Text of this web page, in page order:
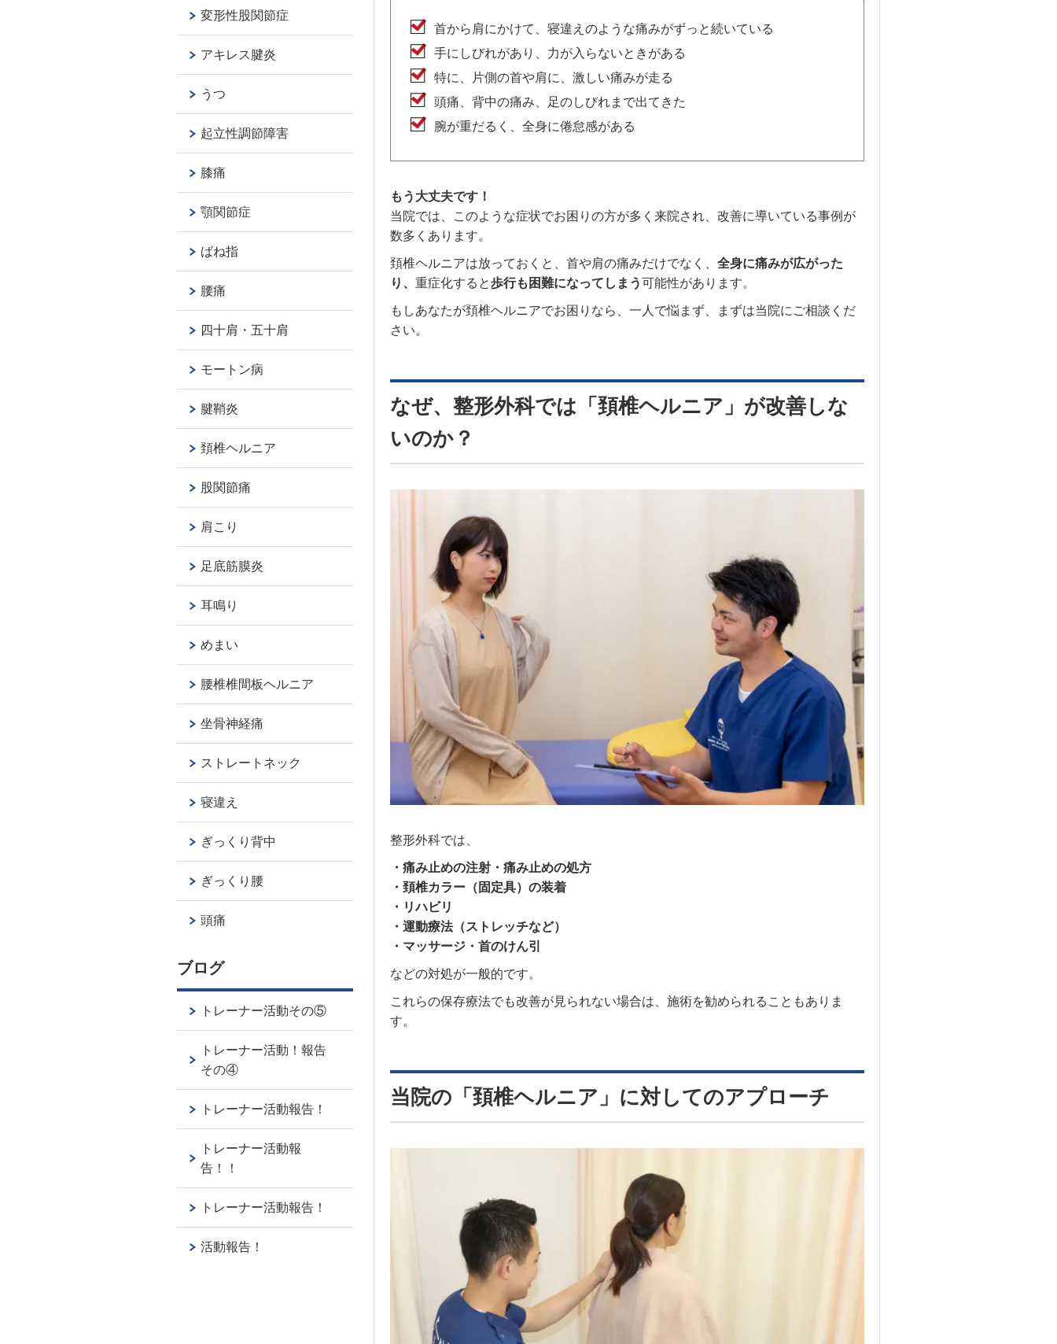
首から肩にかけて、寝違えのような痛みがずっと続いている
手にしびれがあり、力が入らないときがある
特に、片側の首や肩に、激しい痛みが走る
頭痛、背中の痛み、足のしびれまで出てきた
腕が重だるく、全身に倦怠感がある
もう大丈夫です！
当院では、このような症状でお困りの方が多く来院され、改善に導いている事例が
数多くあります。
頚椎ヘルニアは放っておくと、首や肩の痛みだけでなく、 全身に痛みが広がった
り、 重症化すると歩行も困難になってしまう可能性があります。
もしあなたが頚椎ヘルニアでお困りなら、一人で悩まず、まずは当院にご相談くだ
さい。
なぜ、整形外科では「頚椎ヘルニア」が改善しな
いのか？
整形外科では、
・痛み止めの注射・痛み止めの処方
・頚椎カラー（固定具）の装着
・リハビリ
・運動療法（ストレッチなど）
・マッサージ・首のけん引
などの対処が一般的です。
これらの保存療法でも改善が見られない場合は、施術を勧められることもありま
す。
当院の「頚椎ヘルニア」に対してのアプローチ
変形性股関節症
アキレス腱炎
うつ
起立性調節障害
膝痛
顎関節症
ばね指
腰痛
四十肩・五十肩
モートン病
腱鞘炎
頚椎ヘルニア
股関節痛
肩こり
足底筋膜炎
耳鳴り
めまい
腰椎椎間板ヘルニア
坐骨神経痛
ストレートネック
寝違え
ぎっくり背中
ぎっくり腰
頭痛
ブログ
トレーナー活動その⑤
トレーナー活動！報告
その④
トレーナー活動報告！
トレーナー活動報
告！！
トレーナー活動報告！
活動報告！